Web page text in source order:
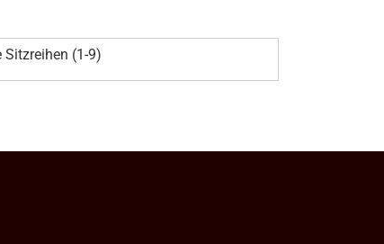
Sitzreihen (1-9)